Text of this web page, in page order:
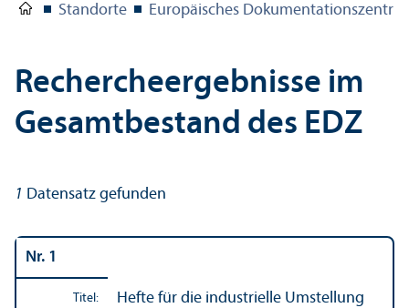
Standorte Europäisches
Rechercheergebnisse im
Gesamtbestand des EDZ
1 Datensatz gefunden
Nr. 1
Titel: Hefte für die industrielle Umstellung